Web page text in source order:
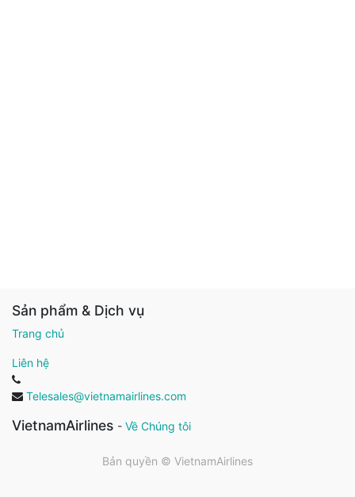
Sản phẩm & Dịch vụ
Trang chủ
Liên hệ
Telesales@vietnamairlines.com
VietnamAirlines - Về Chúng tôi
Bản quyền © VietnamAirlines